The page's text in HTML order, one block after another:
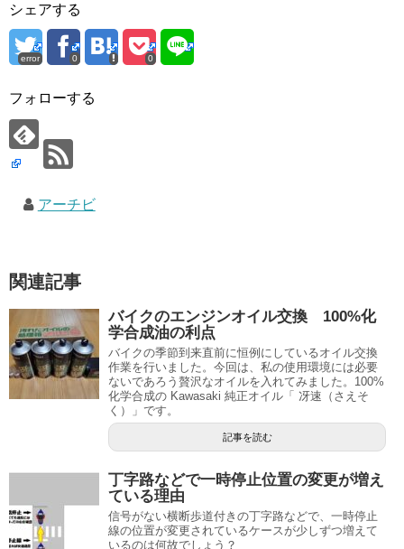
シェアする
error 0 0
フォローする
アーチビ
関連記事
バイクのエンジンオイル交換 100%化
学合成油の利点
バイクの季節到来直前に恒例にしているオイル交換
作業を行いました。今回は、私の使用環境には必要
ないであろう贅沢なオイルを入れてみました。100%
化学合成の Kawasaki 純正オイル「 冴速（さえそ
く）」です。
記事を読む
丁字路などで一時停止位置の変更が増え
ている理由
信号がない横断歩道付きの丁字路などで、一時停止
線の位置が変更されているケースが少しずつ増えて
いるのは何故でしょう？